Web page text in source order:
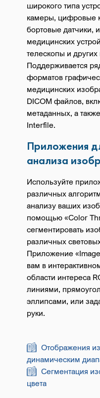
широкого типа
камеры, цифровые
бортовые датчики,
медицинских
телескопы и
Поддерживается
форматов
медицинских
DICOM файлов,
метаданных, а
Interfile.
Приложения
анализа
Используйте
различных
анализу ваших
помощью «Color
сегментировать
различных
Приложение
вам в
области интереса
линиями,
эллипсами, или
руки.
Отображения
динамическим
Сегментация
цвета